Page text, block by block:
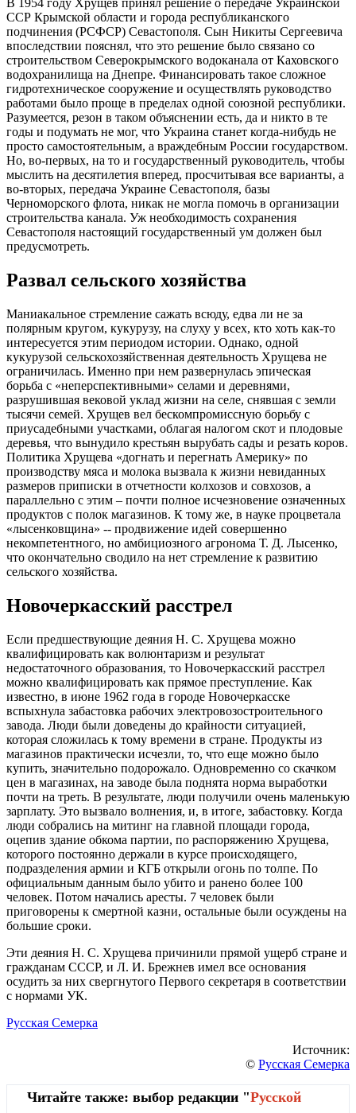
ССР Крымской области и города республиканского
подчинения (РСФСР) Севастополя. Сын Никиты Сергеевича
впоследствии пояснял, что это решение было связано со
строительством Северокрымского водоканала от Каховского
водохранилища на Днепре. Финансировать такое сложное
гидротехническое сооружение и осуществлять руководство
работами было проще в пределах одной союзной республики.
Разумеется, резон в таком объяснении есть, да и никто в те
годы и подумать не мог, что Украина станет когда-нибудь не
просто самостоятельным, а враждебным России государством.
Но, во-первых, на то и государственный руководитель, чтобы
мыслить на десятилетия вперед, просчитывая все варианты, а
во-вторых, передача Украине Севастополя, базы
Черноморского флота, никак не могла помочь в организации
строительства канала. Уж необходимость сохранения
Севастополя настоящий государственный ум должен был
предусмотреть.
Развал сельского хозяйства
Маниакальное стремление сажать всюду, едва ли не за
полярным кругом, кукурузу, на слуху у всех, кто хоть как-то
интересуется этим периодом истории. Однако, одной
кукурузой сельскохозяйственная деятельность Хрущева не
ограничилась. Именно при нем развернулась эпическая
борьба с «неперспективными» селами и деревнями,
разрушившая вековой уклад жизни на селе, снявшая с земли
тысячи семей. Хрущев вел бескомпромиссную борьбу с
приусадебными участками, облагая налогом скот и плодовые
деревья, что вынудило крестьян вырубать сады и резать коров.
Политика Хрущева «догнать и перегнать Америку» по
производству мяса и молока вызвала к жизни невиданных
размеров приписки в отчетности колхозов и совхозов, а
параллельно с этим – почти полное исчезновение означенных
продуктов с полок магазинов. К тому же, в науке процветала
«лысенковщина» -- продвижение идей совершенно
некомпетентного, но амбициозного агронома Т. Д. Лысенко,
что окончательно сводило на нет стремление к развитию
сельского хозяйства.
Новочеркасский расстрел
Если предшествующие деяния Н. С. Хрущева можно
квалифицировать как волюнтаризм и результат
недостаточного образования, то Новочеркасский расстрел
можно квалифицировать как прямое преступление. Как
известно, в июне 1962 года в городе Новочеркасске
вспыхнула забастовка рабочих электровозостроительного
завода. Люди были доведены до крайности ситуацией,
которая сложилась к тому времени в стране. Продукты из
магазинов практически исчезли, то, что еще можно было
купить, значительно подорожало. Одновременно со скачком
цен в магазинах, на заводе была поднята норма выработки
почти на треть. В результате, люди получили очень маленькую
зарплату. Это вызвало волнения, и, в итоге, забастовку. Когда
люди собрались на митинг на главной площади города,
оцепив здание обкома партии, по распоряжению Хрущева,
которого постоянно держали в курсе происходящего,
подразделения армии и КГБ открыли огонь по толпе. По
официальным данным было убито и ранено более 100
человек. Потом начались аресты. 7 человек были
приговорены к смертной казни, остальные были осуждены на
большие сроки.
Эти деяния Н. С. Хрущева причинили прямой ущерб стране и
гражданам СССР, и Л. И. Брежнев имел все основания
осудить за них свергнутого Первого секретаря в соответствии
с нормами УК.
Русская Семерка
Источник:
© Русская Семерка
Читайте также: выбор редакции "Русской